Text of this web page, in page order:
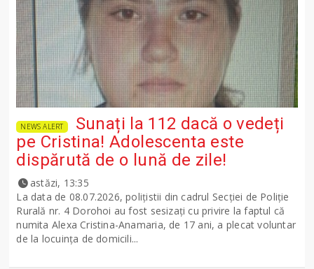
NEWS ALERT
Sunați la 112 dacă o vedeți
pe Cristina! Adolescenta este
dispărută de o lună de zile!
astăzi, 13:35
La data de 08.07.2026, polițistii din cadrul Secției de Poliție
Rurală nr. 4 Dorohoi au fost sesizați cu privire la faptul că
numita Alexa Cristina-Anamaria, de 17 ani, a plecat voluntar
de la locuința de domicili...